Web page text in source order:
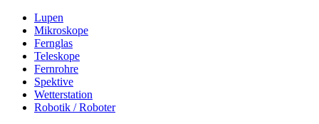
Lupen
Mikroskope
Fernglas
Teleskope
Fernrohre
Spektive
Wetterstation
Robotik / Roboter